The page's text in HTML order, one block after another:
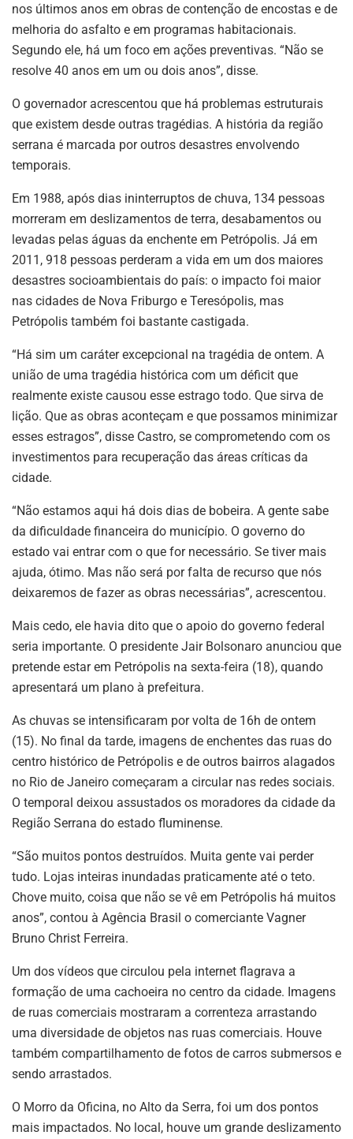
nos últimos anos em obras de contenção de encostas e de
melhoria do asfalto e em programas habitacionais.
Segundo ele, há um foco em ações preventivas. “Não se
resolve 40 anos em um ou dois anos”, disse.
O governador acrescentou que há problemas estruturais
que existem desde outras tragédias. A história da região
serrana é marcada por outros desastres envolvendo
temporais.
Em 1988, após dias ininterruptos de chuva, 134 pessoas
morreram em deslizamentos de terra, desabamentos ou
levadas pelas águas da enchente em Petrópolis. Já em
2011, 918 pessoas perderam a vida em um dos maiores
desastres socioambientais do país: o impacto foi maior
nas cidades de Nova Friburgo e Teresópolis, mas
Petrópolis também foi bastante castigada.
“Há sim um caráter excepcional na tragédia de ontem. A
união de uma tragédia histórica com um déficit que
realmente existe causou esse estrago todo. Que sirva de
lição. Que as obras aconteçam e que possamos minimizar
esses estragos”, disse Castro, se comprometendo com os
investimentos para recuperação das áreas críticas da
cidade.
“Não estamos aqui há dois dias de bobeira. A gente sabe
da dificuldade financeira do município. O governo do
estado vai entrar com o que for necessário. Se tiver mais
ajuda, ótimo. Mas não será por falta de recurso que nós
deixaremos de fazer as obras necessárias”, acrescentou.
Mais cedo, ele havia dito que o apoio do governo federal
seria importante. O presidente Jair Bolsonaro anunciou que
pretende estar em Petrópolis na sexta-feira (18), quando
apresentará um plano à prefeitura.
As chuvas se intensificaram por volta de 16h de ontem
(15). No final da tarde, imagens de enchentes das ruas do
centro histórico de Petrópolis e de outros bairros alagados
no Rio de Janeiro começaram a circular nas redes sociais.
O temporal deixou assustados os moradores da cidade da
Região Serrana do estado fluminense.
“São muitos pontos destruídos. Muita gente vai perder
tudo. Lojas inteiras inundadas praticamente até o teto.
Chove muito, coisa que não se vê em Petrópolis há muitos
anos”, contou à Agência Brasil o comerciante Vagner
Bruno Christ Ferreira.
Um dos vídeos que circulou pela internet flagrava a
formação de uma cachoeira no centro da cidade. Imagens
de ruas comerciais mostraram a correnteza arrastando
uma diversidade de objetos nas ruas comerciais. Houve
também compartilhamento de fotos de carros submersos e
sendo arrastados.
O Morro da Oficina, no Alto da Serra, foi um dos pontos
mais impactados. No local, houve um grande deslizamento